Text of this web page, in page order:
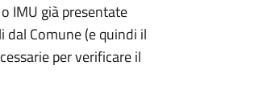
IMU già presentate
Comune (e quindi il
per verificare il